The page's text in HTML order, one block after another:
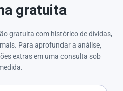
gratuita
gratuita com histórico de dívidas,
Para aprofundar a análise,
extras em uma consulta sob